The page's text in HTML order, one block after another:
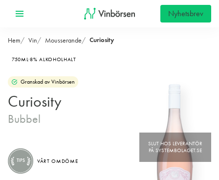
Nyhetsbrev
Hem Vin Mousserande Curiosity
750ML 8% ALKOHOLHALT
Granskad av Vinbörsen
Curiosity
Bubbel
TIPS VÅRT OMDÖME